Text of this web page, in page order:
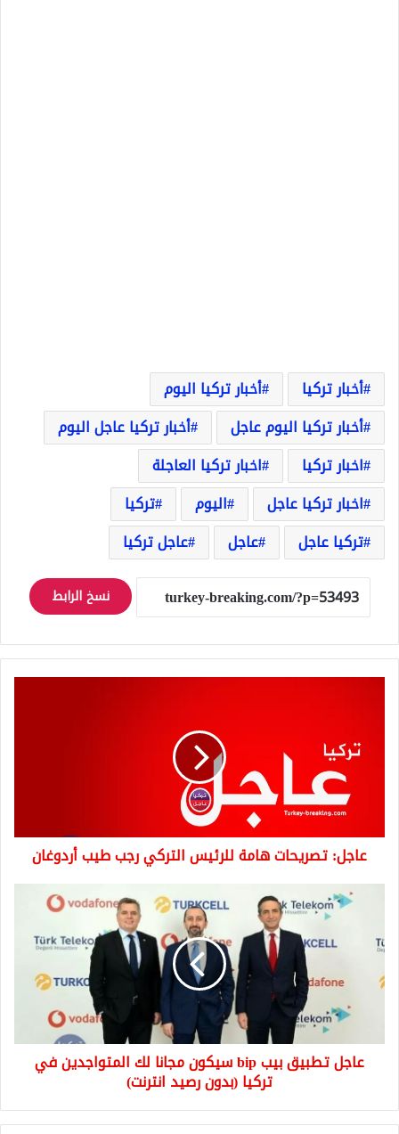
أخبار تركيا
أخبار تركيا اليوم
أخبار تركيا اليوم عاجل
أخبار تركيا عاجل اليوم
اخبار تركيا
اخبار تركيا العاجلة
اخبار تركيا عاجل
اليوم
تركيا
تركيا عاجل
عاجل عاجل تركيا
نسخ الرابط
للرئيس
التركي
عاجل: تصريحات هامة للرئيس التركي رجب طيب أردوغان
bip
مجانا
المتواجدين
في
تركيا
انترنت)
عاجل تطبيق بيب bip سيكون مجانا لك المتواجدين في
تركيا (بدون رصيد انترنت)